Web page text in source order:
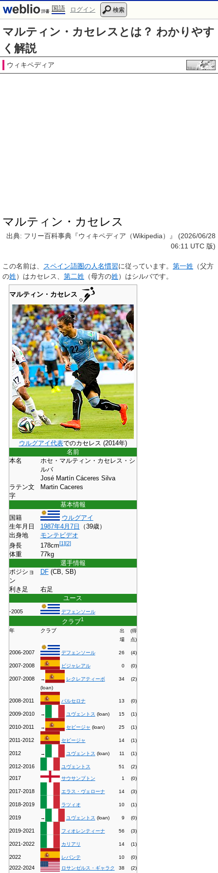
国語 ログイン 検索
マルティン・カセレスとは？ わかりやす
く解説
ウィキペディア
マルティン・カセレス
出典: フリー百科事典『ウィキペディア（Wikipedia）』 (2026/06/28
06:11 UTC 版)
この名前は、 スペイン語圏の人名慣習に従っています。 第一姓 （父方
の姓）はカセレス 第二姓 （母方の姓）はシルバです。
マルティン・カセレス
ウルグアイ代表でのカセレス (2014年)
名前
本名
ホセ・マルティン・カセレス・シ
ルバ
José Martín Cáceres Silva
ラテン文
字
Martin Caceres
基本情報
国籍
ウルグアイ
生年月日
1987年4月7日
（39歳）
出身地
モンテビデオ
身長
178cm[1][2]
体重
77kg
選手情報
ポジショ
ン
DF(CB, SB)
利き足
右足
ユース
-2005 デフェンソール
クラブ1
年
クラブ
出
場
(得
点)
2006-2007 デフェンソール 26 (4)
2007-2008 ビジャレアル 0 (0)
2007-2008 →
レクレアティーボ
(loan)
34 (2)
2008-2011 バルセロナ 13 (0)
2009-2010 → ユヴェントス (loan) 15 (1)
2010-2011 → セビージャ (loan) 25 (1)
2011-2012 セビージャ 14 (1)
2012 → ユヴェントス (loan) 11 (1)
2012-2016 ユヴェントス 51 (2)
2017 サウサンプトン 1 (0)
2017-2018 エラス・ヴェローナ 14 (3)
2018-2019 ラツィオ 10 (1)
2019 → ユヴェントス (loan) 9 (0)
2019-2021 フィオレンティーナ 56 (3)
2021-2022 カリアリ 14 (1)
2022 レバンテ 10 (0)
2022-2024 ロサンゼルス・ギャラク 38 (2)